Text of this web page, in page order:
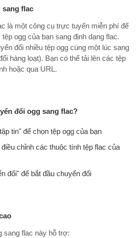
sang flac
là một công cụ trực tuyến miễn phí để
ogg của bạn sang định dạng flac.
đổi nhiều tệp ogg cùng một lúc sang
hàng loạt). Bạn có thể tải lên các tệp
hoặc qua URL.
đổi ogg sang flac?
tin" để chọn tệp ogg của bạn
chỉnh các thuộc tính tệp flac của
đổi" để bắt đầu chuyển đổi
sang flac này hỗ trợ: